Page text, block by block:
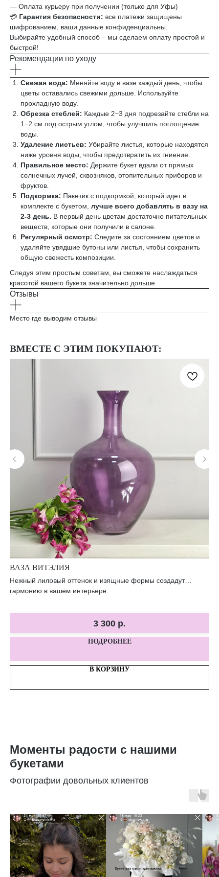
— Оплата курьеру при получении (только для Уфы)
💳 Гарантия безопасности: все платежи защищены
шифрованием, ваши данные конфиденциальны.
Выбирайте удобный способ – мы сделаем оплату простой и
быстрой!
Рекомендации по уходу
Свежая вода: Меняйте воду в вазе каждый день, чтобы
цветы оставались свежими дольше. Используйте
прохладную воду.
Обрезка стеблей: Каждые 2−3 дня подрезайте стебли на
1−2 см под острым углом, чтобы улучшить поглощение
воды.
Удаление листьев: Убирайте листья, которые находятся
ниже уровня воды, чтобы предотвратить их гниение.
Правильное место: Держите букет вдали от прямых
солнечных лучей, сквозняков, отопительных приборов и
фруктов.
Подкормка: Пакетик с подкормкой, который идет в
комплекте с букетом, лучше всего добавлять в вазу на
2-3 день. В первый день цветам достаточно питательных
веществ, которые они получили в салоне.
Регулярный осмотр: Следите за состоянием цветов и
удаляйте увядшие бутоны или листья, чтобы сохранить
общую свежесть композиции.
Следуя этим простым советам, вы сможете наслаждаться
красотой вашего букета значительно дольше
Отзывы
Место где выводим отзывы
ВМЕСТЕ С ЭТИМ ПОКУПАЮТ:
ВАЗА ВИТЭЛИЯ
Нежный лиловый оттенок и изящные формы создадут
гармонию в вашем интерьере.
3 300 р.
ПОДРОБНЕЕ
В КОРЗИНУ
Моменты радости с нашими
букетами
Фотографии довольных клиентов